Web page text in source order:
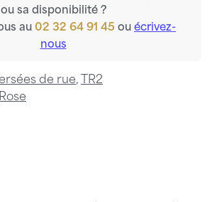
ou sa disponibilité ?
au 02 32 64 91 45 ou écrivez-
nous
de rue,
TR2
Rose